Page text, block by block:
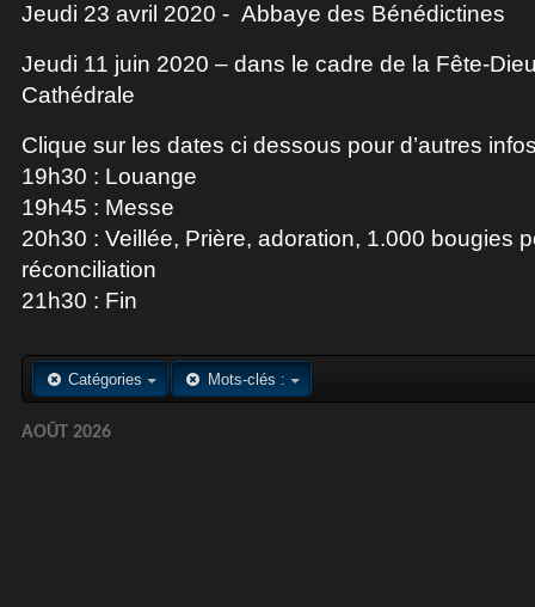
Jeudi 23 avril 2020 - Abbaye des Bénédictines
Jeudi 11 juin 2020 – dans le cadre de la Fête-
Cathédrale
Clique sur les dates ci dessous pour d’autres
19h30 : Louange
19h45 : Messe
20h30 : Veillée, Prière, adoration, 1.000 bougies
réconciliation
21h30 : Fin
Catégories Mots-clés :
AOÛT 2026